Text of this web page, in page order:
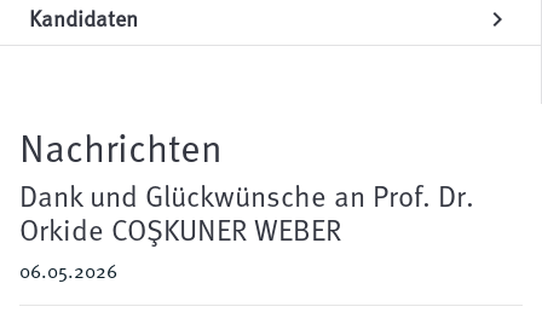
Kandidaten chevron_right
Nachrichten
Dank und Glückwünsche an Prof. Dr.
Orkide COŞKUNER WEBER
06.05.2026